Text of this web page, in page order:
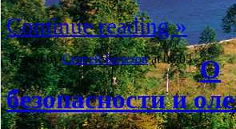
Continue reading »
Posted byСергей Белеховat 06:05 О
безопасности и